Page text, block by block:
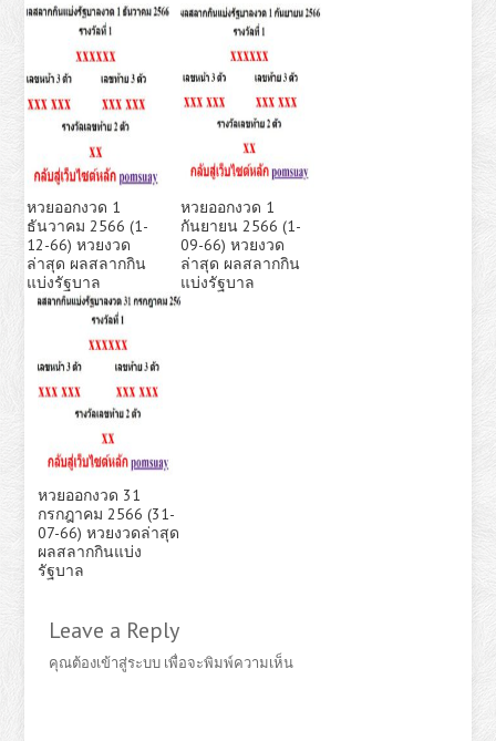
หวยออกงวด 1
ธันวาคม 2566 (1-
12-66) หวยงวด
ล่าสุด ผลสลากกิน
แบ่งรัฐบาล
หวยออกงวด 1
กันยายน 2566 (1-
09-66) หวยงวด
ล่าสุด ผลสลากกิน
แบ่งรัฐบาล
หวยออกงวด 31
กรกฎาคม 2566 (31-
07-66) หวยงวดล่าสุด
ผลสลากกินแบ่ง
รัฐบาล
Leave a Reply
คุณต้องเข้าสู่ระบบ เพื่อจะพิมพ์ความเห็น